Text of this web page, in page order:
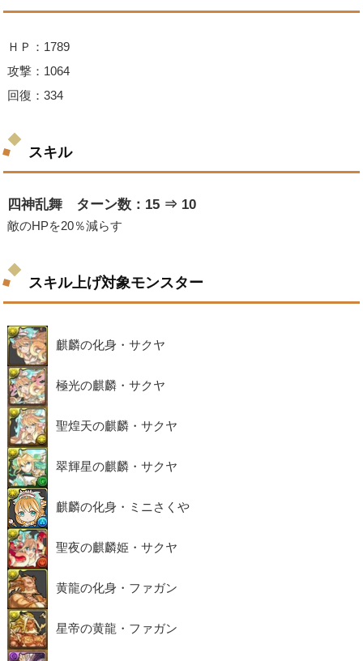
ＨＰ：1789
攻撃：1064
回復：334
スキル
四神乱舞 ターン数：15 ⇒ 10
敵のHPを20％減らす
スキル上げ対象モンスター
麒麟の化身・サクヤ
極光の麒麟・サクヤ
聖煌天の麒麟・サクヤ
翠輝星の麒麟・サクヤ
麒麟の化身・ミニさくや
聖夜の麒麟姫・サクヤ
黄龍の化身・ファガン
星帝の黄龍・ファガン